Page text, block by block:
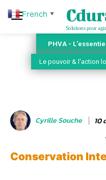
Solutions pour
PHVA -
Le pouvoir & l'action
Cyrille Souche 10
Conservation
French ▼